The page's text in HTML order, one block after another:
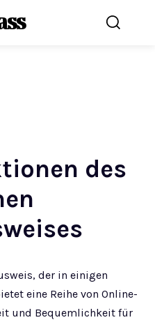
des
der in einigen
eine Reihe von Online-
und Bequemlichkeit für